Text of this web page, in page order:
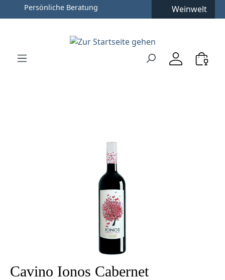
Zum Hauptinhalt springen
Zur Hauptnavigation springen
Persönliche Beratung Weinwelt
Bildergalerie überspringen
Cavino Ionos Cabernet